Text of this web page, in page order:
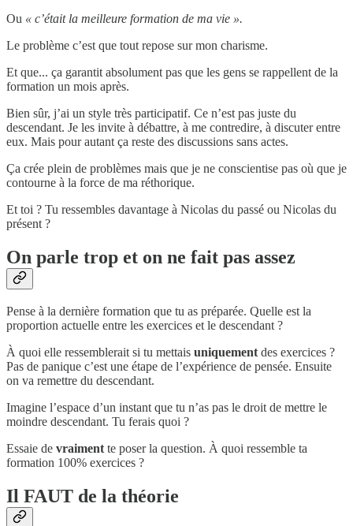
Ou « c’était la meilleure formation de ma vie ».
Le problème c’est que tout repose sur mon charisme.
Et que... ça garantit absolument pas que les gens se rappellent de la
formation un mois après.
Bien sûr, j’ai un style très participatif. Ce n’est pas juste du
descendant. Je les invite à débattre, à me contredire, à discuter entre
eux. Mais pour autant ça reste des discussions sans actes.
Ça crée plein de problèmes mais que je ne conscientise pas où que je
contourne à la force de ma réthorique.
Et toi ? Tu ressembles davantage à Nicolas du passé ou Nicolas du
présent ?
On parle trop et on ne fait pas assez
Pense à la dernière formation que tu as préparée. Quelle est la
proportion actuelle entre les exercices et le descendant ?
À quoi elle ressemblerait si tu mettais uniquementdes exercices ?
Pas de panique c’est une étape de l’expérience de pensée. Ensuite
on va remettre du descendant.
Imagine l’espace d’un instant que tu n’as pas le droit de mettre le
moindre descendant. Tu ferais quoi ?
Essaie de vraimentte poser la question. À quoi ressemble ta
formation 100% exercices ?
Il FAUT de la théorie